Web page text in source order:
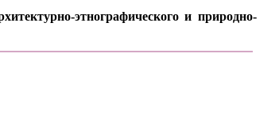
этнографического и природно-